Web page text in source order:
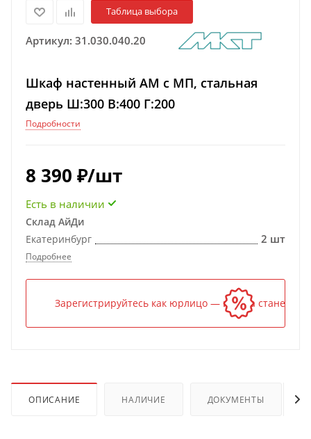
Таблица выбора
Артикул: 31.030.040.20
Шкаф настенный АМ с МП, стальная
дверь Ш:300 В:400 Г:200
Подробности
8 390 ₽/шт
Есть в наличии
Склад АйДи
Екатеринбург
2 шт
Подробнее
Зарегистрируйтесь как юрлицо — и цена станет
ОПИСАНИЕ НАЛИЧИЕ ДОКУМЕНТЫ